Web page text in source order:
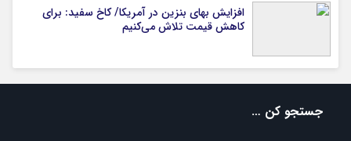
افزایش بهای بنزین در آمریکا/ کاخ سفید: برای
کاهش قیمت تلاش می‌کنیم
جستجو کن …